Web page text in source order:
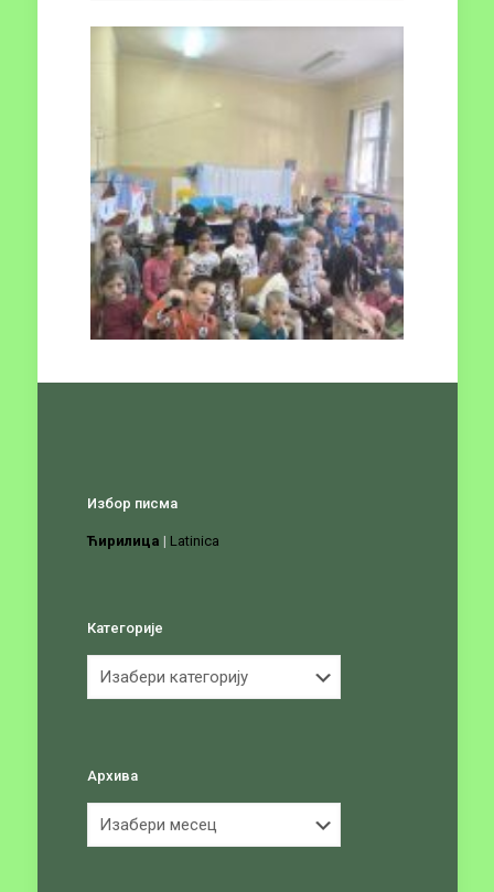
Избор писма
Ћирилица | Latinica
Категорије
Архива